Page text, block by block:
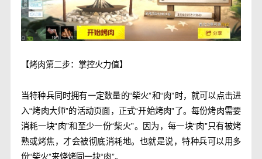
【烤肉第二步：掌控火力值】
当特种兵同时拥有一定数量的“柴火”和“肉”时，就可以点击进
入“烤肉大师”的活动页面，正式“开始烤肉”了。每份烤肉需要
消耗一块“肉”和至少一份“柴火”。因为，每一块“肉”只有被烤
熟或烤焦，才会被彻底消耗地。也就是说，特种兵可以用多
份“柴火”来烧烤同一块“肉”。